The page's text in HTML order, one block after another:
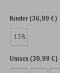
Kinder (36,99 €)
128
Unisex (39,99 €)